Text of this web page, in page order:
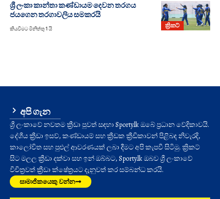
ක්‍රිකට්
ශ්‍රී ලංකා කාන්තා කණ්ඩායම දෙවන තරගය
ජයගෙන තරගාවලිය සමකරයි
කියවීමට මිනිත්තු 1 යි
අපි ගැන
ශ්‍රී ලංකාවේ නවතම ක්‍රීඩා පුවත් සඳහා Sporty.lk ඔබේ ප්‍රධාන වේදිකාවයි.
දේශීය ක්‍රීඩා ඉසව්, කණ්ඩායම් සහ ක්‍රීඩක ක්‍රීඩිකාවන් පිළිබඳ නිවැරදි,
කාලෝචිත සහ පුළුල් ආවරණයක් ලබා දීමට අපි කැපවී සිටිමු. ක්‍රිකට්
සිට මලල ක්‍රීඩා දක්වා සහ ඉන් ඔබ්බට, Sporty.lk ඔබව ශ්‍රී ලංකාවේ
විචිත්‍රවත් ක්‍රීඩා ක්ෂේත්‍රයට දැනුවත් කර සම්බන්ධ කරයි.
සාමාජිකයෙකු වන්න